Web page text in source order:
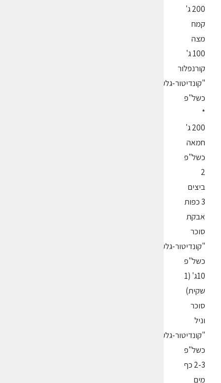
200 ג'
קמח
מצה
100 ג'
קורנפלור
"קונדיטור-גלעם"
כשל"פ
*
200 ג'
חמאה
כשל"פ
2
ביצים
3 כפות
אבקת
סוכר
"קונדיטור-גלעם"
כשל"פ
10ג' (1
שקית)
סוכר
וניל
"קונדיטור-גלעם"
כשל"פ
2-3 כף
מים